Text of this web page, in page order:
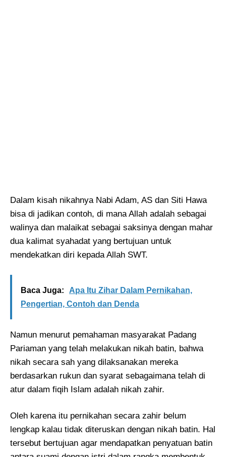
Dalam kisah nikahnya Nabi Adam, AS dan Siti Hawa
bisa di jadikan contoh, di mana Allah adalah sebagai
walinya dan malaikat sebagai saksinya dengan mahar
dua kalimat syahadat yang bertujuan untuk
mendekatkan diri kepada Allah SWT.
Baca Juga:
Apa Itu Zihar Dalam Pernikahan,
Pengertian, Contoh dan Denda
Namun menurut pemahaman masyarakat Padang
Pariaman yang telah melakukan nikah batin, bahwa
nikah secara sah yang dilaksanakan mereka
berdasarkan rukun dan syarat sebagaimana telah di
atur dalam fiqih Islam adalah nikah zahir.
Oleh karena itu pernikahan secara zahir belum
lengkap kalau tidak diteruskan dengan nikah batin. Hal
tersebut bertujuan agar mendapatkan penyatuan batin